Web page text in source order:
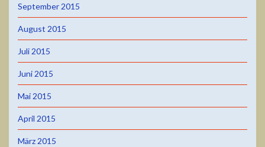
September 2015
August 2015
Juli 2015
Juni 2015
Mai 2015
April 2015
März 2015